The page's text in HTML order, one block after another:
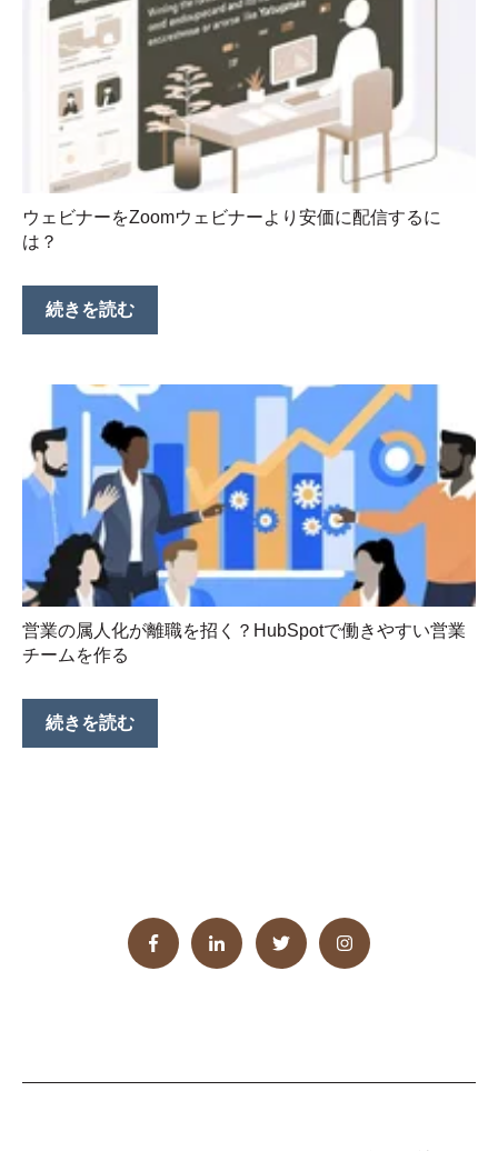
ウェビナーをZoomウェビナーより安価に配信するに
は？
続きを読む
営業の属人化が離職を招く？HubSpotで働きやすい営業
チームを作る
続きを読む